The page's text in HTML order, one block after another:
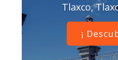
Tlaxco,
¡